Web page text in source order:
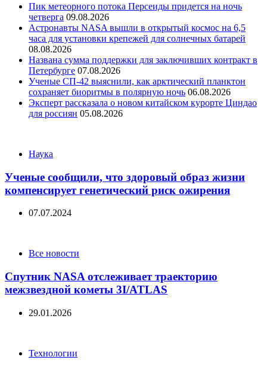
Пик метеорного потока Персеиды придется на ночь
четверга 09.08.2026
Астронавты NASA вышли в открытый космос на 6,5
часа для установки крепежей для солнечных батарей
08.08.2026
Названа сумма поддержки для заключивших контракт в
Петербурге 07.08.2026
Ученые СП-42 выяснили, как арктический планктон
сохраняет биоритмы в полярную ночь 06.08.2026
Эксперт рассказала о новом китайском курорте Циндао
для россиян 05.08.2026
Categories
Наука
Ученые сообщили, что здоровый образ жизни
компенсирует генетический риск ожирения
07.07.2024
CategoriesВсе новости
Спутник NASA отслеживает траекторию
межзвездной кометы 3I/ATLAS
29.01.2026
CategoriesТехнологии